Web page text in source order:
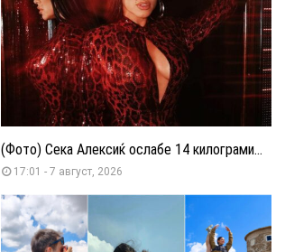
(Фото) Сека Алексиќ ослабе 14 килограми...
17:01 - 7 август, 2026